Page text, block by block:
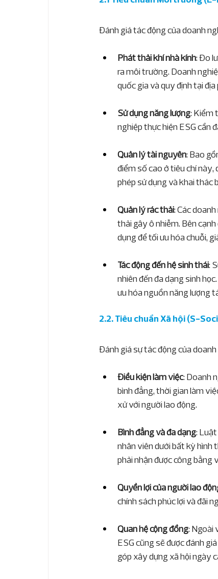
Đánh giá tác động của doanh
Phát thải khí nhà kính: Đo
ra môi trường. Doanh
quốc gia và quy định tại
Sử dụng năng lượng: Kiểm
nghiệp thực hiện ESG cần
Quản lý tài nguyên: Bao
điểm số cao ở tiêu chí này,
phép sử dụng và khai thác
Quản lý rác thải: Các
thải gây ô nhiễm. Bên
dụng để tối ưu hóa chuỗi,
Tác động đến hệ sinh thái:
nhiên đến đa dạng sinh
ưu hóa nguồn năng lượng
2.2. Tiêu chuẩn Xã hội (S-
Đánh giá sự tác động của
Điều kiện làm việc: Doanh
bình đẳng, thời gian làm
xử với người lao động.
Bình đẳng và đa dạng:
nhân viên dưới bất kỳ hình
phải nhận được công
Quyền lợi của người lao
chính sách phúc lợi và đãi
Quan hệ cộng đồng: Ngoài
ESG cũng sẽ được đánh
góp xây dựng xã hội ngày